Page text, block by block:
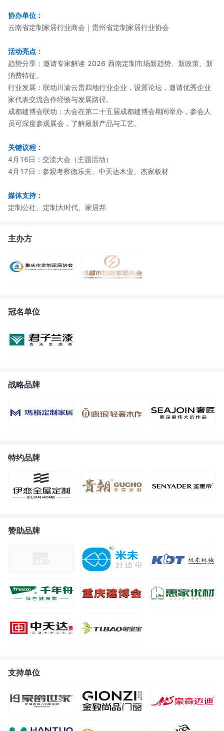
协办单位：
云南省定制家居行业商会｜贵州省定制家居行业协会
活动亮点：
趋势分享：邀请专家解读 2026 西南定制市场新趋势、新政策、新
消费特征。
行业发展：联动川渝云贵四地行业企业，设置论坛，邀请优秀企业
家代表交流合作经验与发展路径。
成都建博会联动：大会在第二十五届成都建博会期间举办，参会人
员可深度参观展会，了解最新产品与工艺。
关键议程：
4月16日：交流大会（主题活动）
4月17日：参观考察德乐夫、中天达木业、杰家板材
媒体支持：
定制公社、定制大时代、家居邦
主办方
冠名单位
战略品牌
特约品牌
赞助品牌
支持单位